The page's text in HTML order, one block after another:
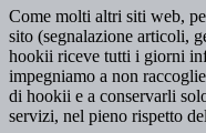
Come molti altri siti web,
sito (segnalazione articoli,
hookii riceve tutti i giorni
impegniamo a non
di hookii e a conservarli
servizi, nel pieno rispetto